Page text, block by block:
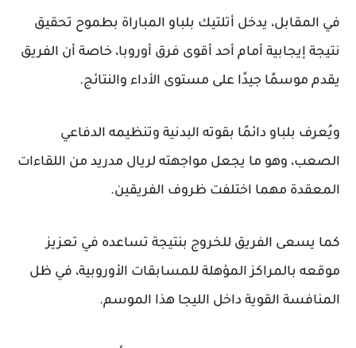
في المقابل، يدخل أتلتيك بلباو المباراة بطموح تحقيق
نتيجة إيجابية أمام أحد أقوى فرق أوروبا، خاصة أن الفريق
يقدم موسمًا جيدًا على مستوى الأداء والنتائج.
ويُعرف بلباو دائمًا بقوته البدنية وتنظيمه الدفاعي
الصعب، وهو ما يجعل مواجهته لريال مدريد من اللقاءات
المعقدة مهما اختلفت ظروف الفريقين.
كما يسعى الفريق للخروج بنتيجة تساعده في تعزيز
موقعه بالمراكز المؤهلة للمسابقات الأوروبية، في ظل
المنافسة القوية داخل الليجا هذا الموسم.